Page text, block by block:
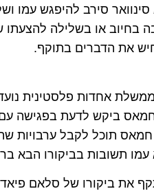
סינוואר סירב להיפגש
בחיוב או בשלילה
את הדברים בתוקף.
אחדות פלסטינית
חמאס ביקש לדעת בפגישה
תוכל לקבל ערבויות
תשובות בביקורו הבא
את ביקורו של סלאם